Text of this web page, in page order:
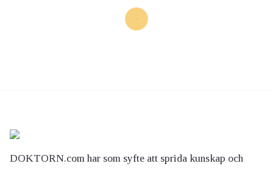
DOKTORN.com har som syfte att sprida kunskap och